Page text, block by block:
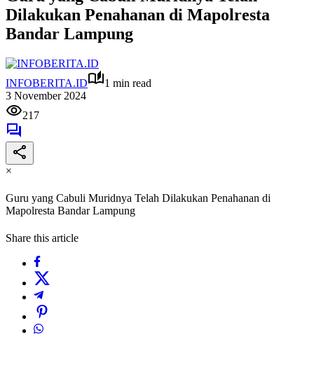
Dilakukan Penahanan di Mapolresta
Bandar Lampung
INFOBERITA.ID
1 min read
3 November 2024
217
×
Guru yang Cabuli Muridnya Telah Dilakukan Penahanan di
Mapolresta Bandar Lampung
Share this article